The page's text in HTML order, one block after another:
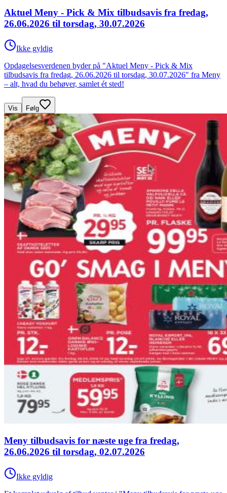
Aktuel Meny - Pick & Mix tilbudsavis fra fredag,
26.06.2026 til torsdag, 30.07.2026
Ikke gyldig
Opdagelsesverdenen byder på "Aktuel Meny - Pick & Mix
tilbudsavis fra fredag, 26.06.2026 til torsdag, 30.07.2026" fra Meny
– alt, hvad du behøver, samlet ét sted!
Vis Følg
Meny tilbudsavis for næste uge fra fredag,
26.06.2026 til torsdag, 02.07.2026
Ikke gyldig